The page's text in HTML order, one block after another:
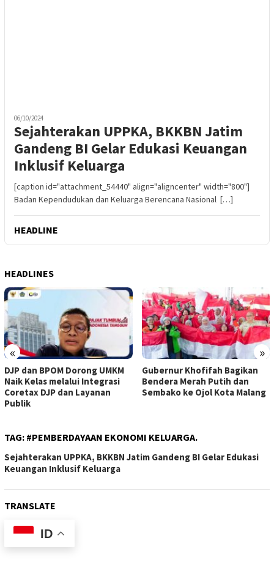
06/10/2024
Sejahterakan UPPKA, BKKBN Jatim
Gandeng BI Gelar Edukasi Keuangan
Inklusif Keluarga
[caption id="attachment_54440" align="aligncenter" width="800"]
Badan Kependudukan dan Keluarga Berencana Nasional […]
HEADLINE
HEADLINES
« »
DJP dan BPOM Dorong UMKM
Naik Kelas melalui Integrasi
Coretax DJP dan Layanan
Publik
Gubernur Khofifah Bagikan
Bendera Merah Putih dan
Sembako ke Ojol Kota Malang
TAG: #PEMBERDAYAAN EKONOMI KELUARGA.
Sejahterakan UPPKA, BKKBN Jatim Gandeng BI Gelar Edukasi
Keuangan Inklusif Keluarga
TRANSLATE
ID